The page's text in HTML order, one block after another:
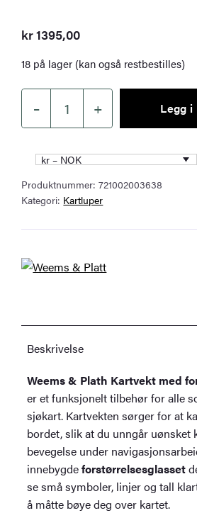
kr1395,00
18 på lager (kan også restbestilles)
–
Weems
&
Plath
Kartvekt
med
forstørrelsesglass
+ Legg i
kr – NOK
Produktnummer:721002003638
Kategori: Kartluper
Beskrivelse
Weems & Plath Kartvekt med
er et funksjonelt tilbehør for alle
sjøkart. Kartvekten sørger for at
bordet, slik at du unngår uønsket
bevegelse under
innebygdeforstørrelsesglasset
se små symboler, linjer og tall
å måtte bøye deg over kartet.